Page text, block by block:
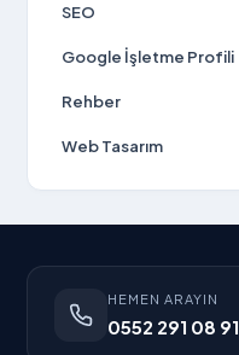
SEO
Google İşletme Profili
Rehber
Web Tasarım
HEMEN ARAYIN
0552 291 08 91